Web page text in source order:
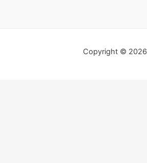
Copyright © 2026